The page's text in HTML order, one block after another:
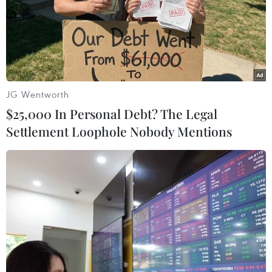
Tết Nguyên đán 2022.
Để phòng dịch, hiện ngành đường sắt vẫn áp
dụng chính sách ưu đãi khi mua vé nguyên
khoang, nguyên toa như giảm giá vé từ 10-15%,
(Vietnam+)
JG Wentworth
$25,000 In Personal Debt? The Legal
Settlement Loophole Nobody Mentions